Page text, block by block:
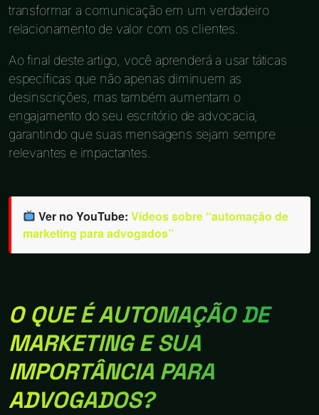
transformar a comunicação em um verdadeiro
relacionamento de valor com os clientes.
Ao final deste artigo, você aprenderá a usar táticas
específicas que não apenas diminuem as
desinscrições, mas também aumentam o
engajamento do seu escritório de advocacia,
garantindo que suas mensagens sejam sempre
relevantes e impactantes.
Ver no YouTube: Vídeos sobre “automação de
marketing para advogados”
O QUE É AUTOMAÇÃO DE
MARKETING E SUA
IMPORTÂNCIA PARA
ADVOGADOS?